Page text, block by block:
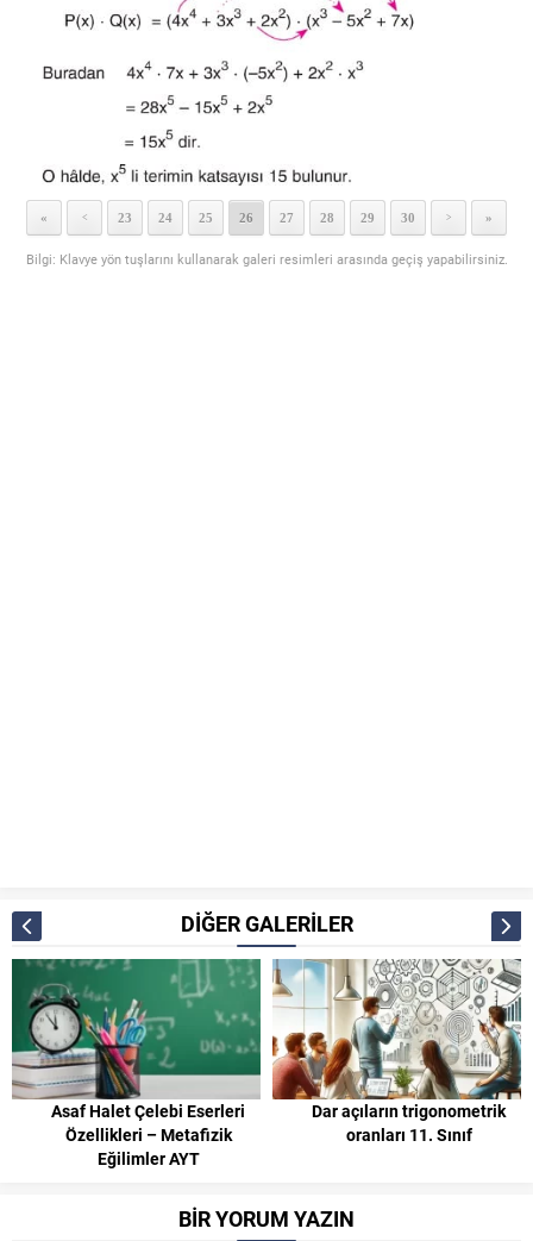
« < 23 24 25 26 27 28 29 30 > »
Bilgi: Klavye yön tuşlarını kullanarak galeri resimleri arasında geçiş yapabilirsiniz.
DİĞER GALERİLER
Asaf Halet Çelebi Eserleri
Özellikleri – Metafizik
Eğilimler AYT
Dar açıların trigonometrik
oranları 11. Sınıf
BİR YORUM YAZIN